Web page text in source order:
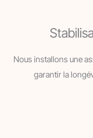
Nous installons une
garantir la